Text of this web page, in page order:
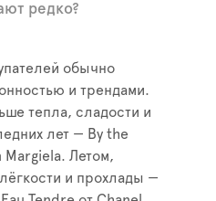
редко?
обычно
и трендами.
тепла, сладости и
лет — By the
Margiela. Летом,
и прохлады —